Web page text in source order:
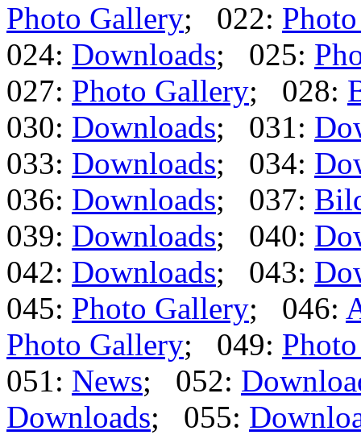
Photo Gallery; 022:
024: Downloads; 025:
027: Photo Gallery; 028:
030: Downloads; 031:
033: Downloads; 034:
036: Downloads; 037:
039: Downloads; 040:
042: Downloads; 043:
045: Photo Gallery; 046:
Photo Gallery; 049:
051: News; 052:
Downloads; 055: